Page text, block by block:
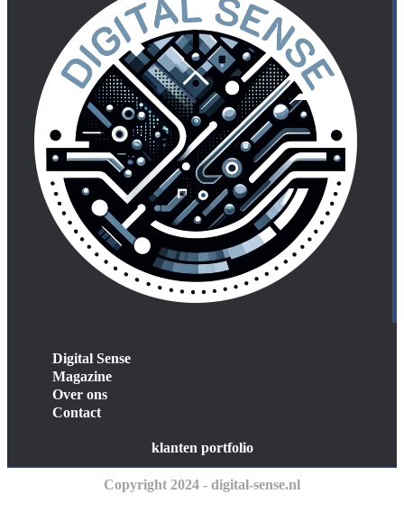
Digital Sense
Magazine
Over ons
Contact
klanten portfolio
Copyright 2024 - digital-sense.nl